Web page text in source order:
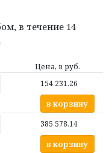
в течение 14
Цена, в руб.
154 231.26
в корзину
385 578.14
в корзину